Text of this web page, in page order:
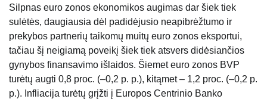
Silpnas euro zonos ekonomikos augimas dar šiek tiek
sulėtės, daugiausia dėl padidėjusio neapibrėžtumo ir
prekybos partnerių taikomų muitų euro zonos eksportui,
tačiau šį neigiamą poveikį šiek tiek atsvers didėsiančios
gynybos finansavimo išlaidos. Šiemet euro zonos BVP
turėtų augti 0,8 proc. (–0,2 p. p.), kitąmet – 1,2 proc. (–0,2 p.
p.). Infliacija turėtų grįžti į Europos Centrinio Banko